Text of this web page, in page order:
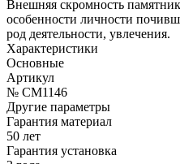
Внешняя скромность
особенности личности
род деятельности, увлечения.
Характеристики
Основные
Артикул
№ CM1146
Другие параметры
Гарантия материал
50 лет
Гарантия установка